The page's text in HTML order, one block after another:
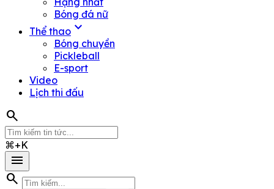
Bóng đá nữ
Thể thao expand_more
Bóng chuyền
Pickleball
E-sport
Video
Lịch thi đấu
search
⌘+K
menu
search